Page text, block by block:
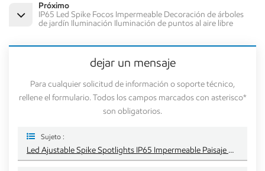
Próximo
IP65 Led Spike Focos Impermeable Decoración de árboles
de jardín Iluminación Iluminación de puntos al aire libre
dejar un mensaje
Para cualquier solicitud de información o soporte técnico,
rellene el formulario. Todos los campos marcados con asterisco*
son obligatorios.
Sujeto :
Led Ajustable Spike Spotlights IP65 Impermeable Paisaje Al Aire Libre Lámpara De Césped Iluminación De Jardín